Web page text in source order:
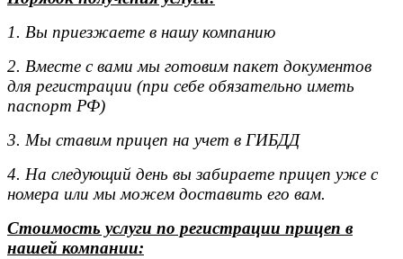
1. Вы приезжаете в нашу компанию
2. Вместе с вами мы готовим пакет документов
для регистрации (при себе обязательно иметь
паспорт РФ)
3. Мы ставим прицеп на учет в ГИБДД
4. На следующий день вы забираете прицеп уже с
номера или мы можем доставить его вам.
Стоимость услуги по регистрации прицеп в
нашей компании: